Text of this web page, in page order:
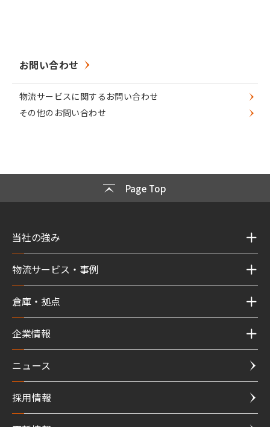
お問い合わせ
物流サービスに関するお問い合わせ
その他のお問い合わせ
Page Top
当社の強み
物流サービス・事例
倉庫・拠点
企業情報
ニュース
採用情報